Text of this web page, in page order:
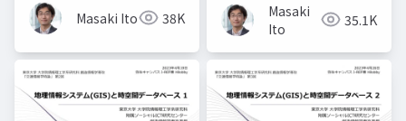
Masaki Ito 38K
Masaki
Ito
35.1K